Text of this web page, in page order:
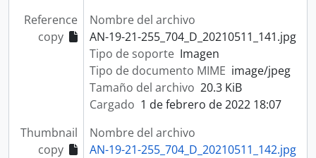
Reference
copy
Nombre del archivo
AN-19-21-255_704_D_20210511_141.jpg
Tipo de soporte Imagen
Tipo de documento MIME image/jpeg
Tamaño del archivo 20.3 KiB
Cargado 1 de febrero de 2022 18:07
Thumbnail
copy
Nombre del archivo
AN-19-21-255_704_D_20210511_142.jpg